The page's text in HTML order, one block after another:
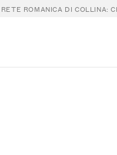
RETE ROMANICA DI COLLINA: